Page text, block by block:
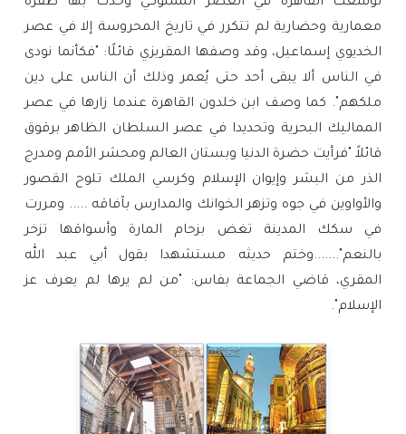
معمارية وحضارية لم تتكرر في تاريخ المحروسة إلا في عصر
الخديوي إسماعيل، وقد وصفها المقريزي قائلًا: "فكأنما نودى
في الناس ألا يبقى أحد حتى يُعمر وذلك أن الناس على دين
ملكهم". كما وصف ابن خلدون القاهرة عندما زارها في عصر
المماليك البحرية وتحديدا في عصر السلطان الظاهر برقوق
قائلاً "فرأيت حضرة الدنيا وبستان العالم ومحشر الأمم ومدرج
الذر من البشر وإيوان الإسلام وكرسي الملك تلوح القصور
والأواوين في جوه وتزهر الخوانك والمدارس بآفاقه ..... ومررت
في سكك المدينة تغض بزحام المارة وأسواقها تزخر
بالنعم".......وختم حديثه مستشهدا بقول أبي عبد الله
المقري، قاضي الجماعة بفاس: "من لم يرها لم يعرف عز
الإسلام".